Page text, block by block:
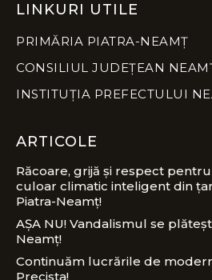
LINKURI UTILE
PRIMĂRIA PIATRA-NEAMȚ
CONSILIUL JUDEȚEAN
INSTITUȚIA PREFECTULUI
ARTICOLE
Răcoare, grijă și respect
culoar climatic inteligent din
Piatra-Neamț!
AȘA NU! Vandalismul se
Neamț!
Continuăm lucrările de
Precista!